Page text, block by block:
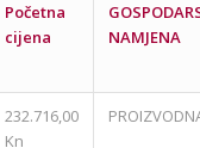
Početna
cijena
NAMJENA
232.716,00
Kn